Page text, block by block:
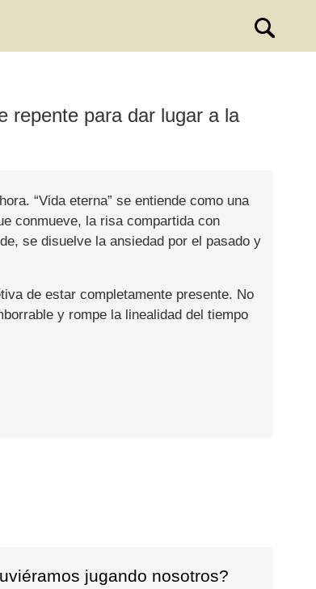
repente para dar lugar a la
“Vida eterna” se entiende como una
conmueve, la risa compartida con
se disuelve la ansiedad por el pasado y
de estar completamente presente. No
y rompe la linealidad del tiempo
jugando nosotros?